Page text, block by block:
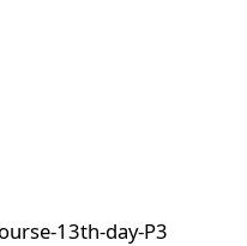
13th-day-P3